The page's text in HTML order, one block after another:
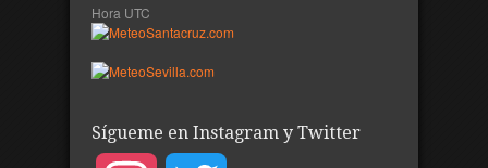
Hora UTC
Sígueme en Instagram y Twitter